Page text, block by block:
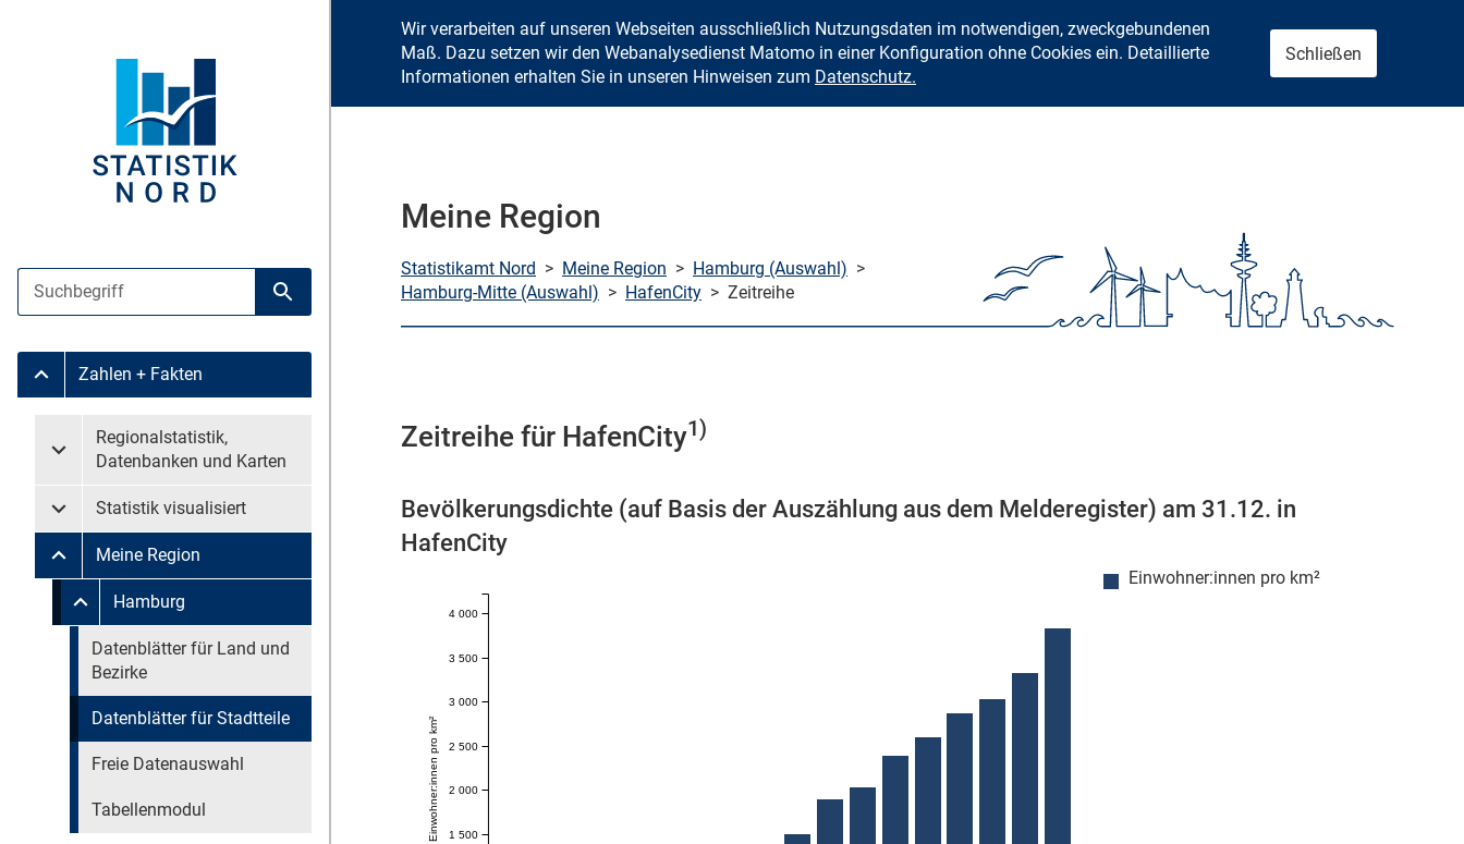
Zum Inhalt springen
Suche
Suche starten
Untermenü Zahlen + Fakten
Zahlen + Fakten
Untermenü überspringen
Untermenü Regionalstatistik, Datenbanken und Karten
Regionalstatistik,
Datenbanken und Karten
Untermenü Statistik visualisiert
Statistik visualisiert
Untermenü Meine Region
Meine Region
Untermenü überspringen
Untermenü Meine Region Hamburg
Hamburg
Untermenü überspringen
Datenblätter für Land und
Bezirke
Datenblätter für Stadtteile
Freie Datenauswahl
Tabellenmodul
Wir verarbeiten auf unseren Webseiten ausschließlich Nutzungsdaten im notwendigen, zweckgebundenen
Maß. Dazu setzen wir den Webanalysedienst Matomo in einer Konfiguration ohne Cookies ein. Detaillierte
Informationen erhalten Sie in unseren Hinweisen zum Datenschutz.
Schließen
Meine Region
Statistikamt Nord > Meine Region > Hamburg (Auswahl) >
Hamburg-Mitte (Auswahl) > HafenCity > Zeitreihe
Zeitreihe für HafenCity1)
Bevölkerungsdichte (auf Basis der Auszählung aus dem Melderegister) am 31.12. in
HafenCity
Einwohner:innen pro km²
Einwohner:innen pro km² 1 500
2 000
2 500
3 000
3 500
4 000